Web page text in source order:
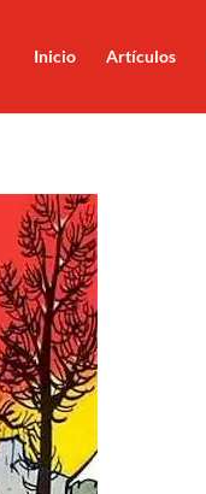
Inicio Artículos